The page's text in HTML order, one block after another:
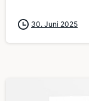
30. Juni 2025